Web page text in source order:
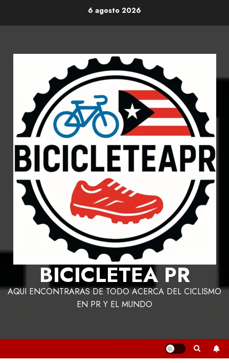
6 agosto 2026
BICICLETEA PR
AQUI ENCONTRARAS DE TODO ACERCA DEL CICLISMO
EN PR Y EL MUNDO